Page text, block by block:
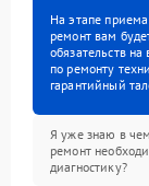
На этапе
ремонт вам
обязательств
по ремонту
гарантийный
Я уже знаю в
ремонт
диагностику?